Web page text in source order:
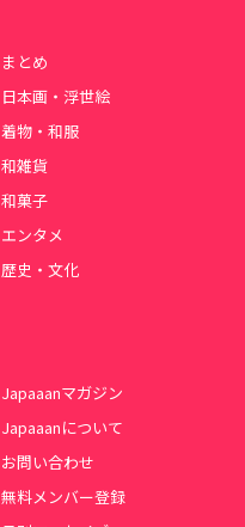
まとめ
日本画・浮世絵
着物・和服
和雑貨
和菓子
エンタメ
歴史・文化
Japaaanマガジン
Japaaanについて
お問い合わせ
無料メンバー登録